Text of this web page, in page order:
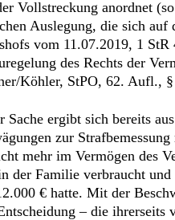
Vollstreckung anordnet
Auslegung, die sich auf
vom 11.07.2019, 1
des Rechts der
Köhler, StPO, 62. Aufl.,
Sache ergibt sich bereits
zur
mehr im Vermögen des
der Familie verbraucht
€ hatte. Mit der
– die ihrerseits